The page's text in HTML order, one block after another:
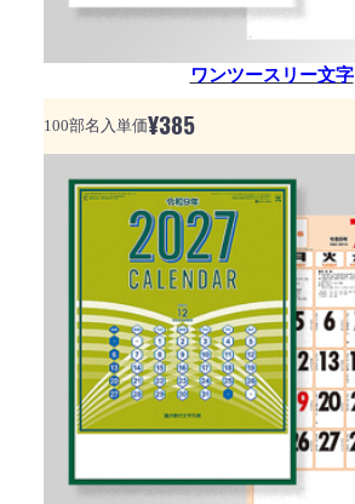
ワンツースリー文字
100部名入単価¥385